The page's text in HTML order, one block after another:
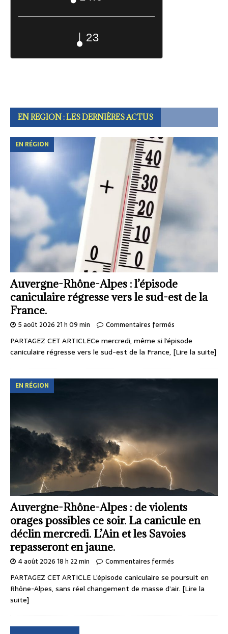
23
EN REGION : LES DERNIÈRES ACTUS
Auvergne-Rhône-Alpes : l’épisode
caniculaire régresse vers le sud-est de la
France.
EN RÉGION
5 août 2026 21 h 09 min Commentaires fermés
PARTAGEZ CET ARTICLECe mercredi, même si l’épisode
caniculaire régresse vers le sud-est de la France, [Lire la suite]
Auvergne-Rhône-Alpes : de violents
orages possibles ce soir. La canicule en
déclin mercredi. L’Ain et les Savoies
repasseront en jaune.
EN RÉGION
4 août 2026 18 h 22 min Commentaires fermés
PARTAGEZ CET ARTICLE L’épisode caniculaire se poursuit en
Rhône-Alpes, sans réel changement de masse d’air. [Lire la
suite]